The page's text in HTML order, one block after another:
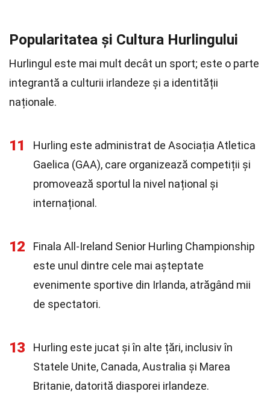
Popularitatea și Cultura Hurlingului
Hurlingul este mai mult decât un sport; este o parte
integrantă a culturii irlandeze și a identității
naționale.
11
Hurling este administrat de Asociația Atletica
Gaelica (GAA), care organizează competiții și
promovează sportul la nivel național și
internațional.
12
Finala All-Ireland Senior Hurling Championship
este unul dintre cele mai așteptate
evenimente sportive din Irlanda, atrăgând mii
de spectatori.
13
Hurling este jucat și în alte țări, inclusiv în
Statele Unite, Canada, Australia și Marea
Britanie, datorită diasporei irlandeze.